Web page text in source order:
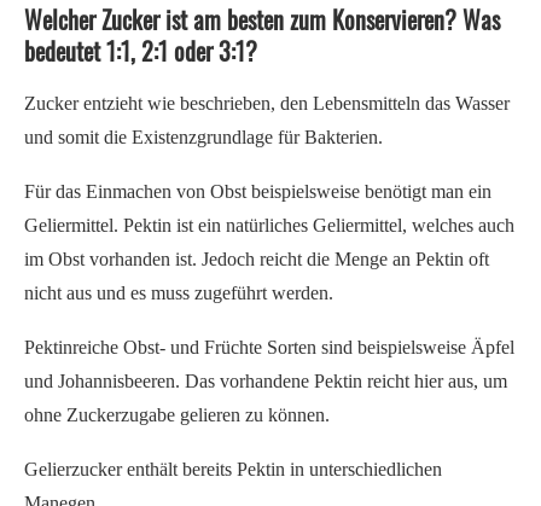
Welcher Zucker ist am besten zum Konservieren? Was
bedeutet 1:1, 2:1 oder 3:1?
Zucker entzieht wie beschrieben, den Lebensmitteln das Wasser
und somit die Existenzgrundlage für Bakterien.
Für das Einmachen von Obst beispielsweise benötigt man ein
Geliermittel. Pektin ist ein natürliches Geliermittel, welches auch
im Obst vorhanden ist. Jedoch reicht die Menge an Pektin oft
nicht aus und es muss zugeführt werden.
Pektinreiche Obst- und Früchte Sorten sind beispielsweise Äpfel
und Johannisbeeren. Das vorhandene Pektin reicht hier aus, um
ohne Zuckerzugabe gelieren zu können.
Gelierzucker enthält bereits Pektin in unterschiedlichen